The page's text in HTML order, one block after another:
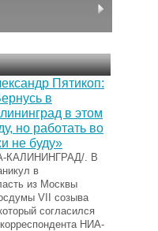
Пятикоп:
в
в этом
но работать во
не буду»
КАЛИНИНГРАД/. В
в
из Москвы
VII созыва
согласился
НИА-